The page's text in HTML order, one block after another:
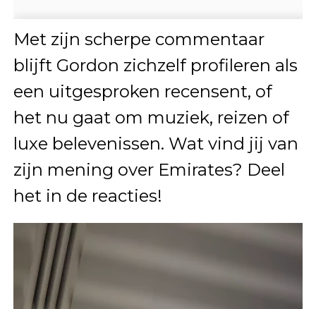
Met zijn scherpe commentaar
blijft Gordon zichzelf profileren als
een uitgesproken recensent, of
het nu gaat om muziek, reizen of
luxe belevenissen. Wat vind jij van
zijn mening over Emirates? Deel
het in de reacties!
Videospeler